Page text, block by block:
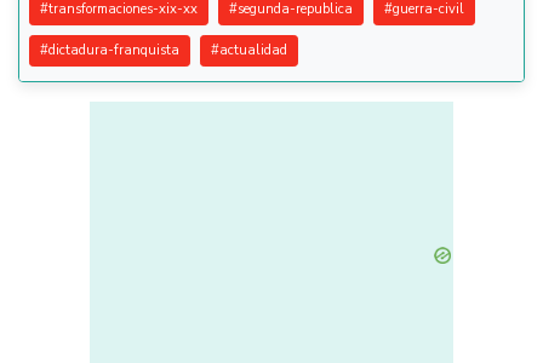
#transformaciones-xix-xx #segunda-republica #guerra-civil
#dictadura-franquista #actualidad